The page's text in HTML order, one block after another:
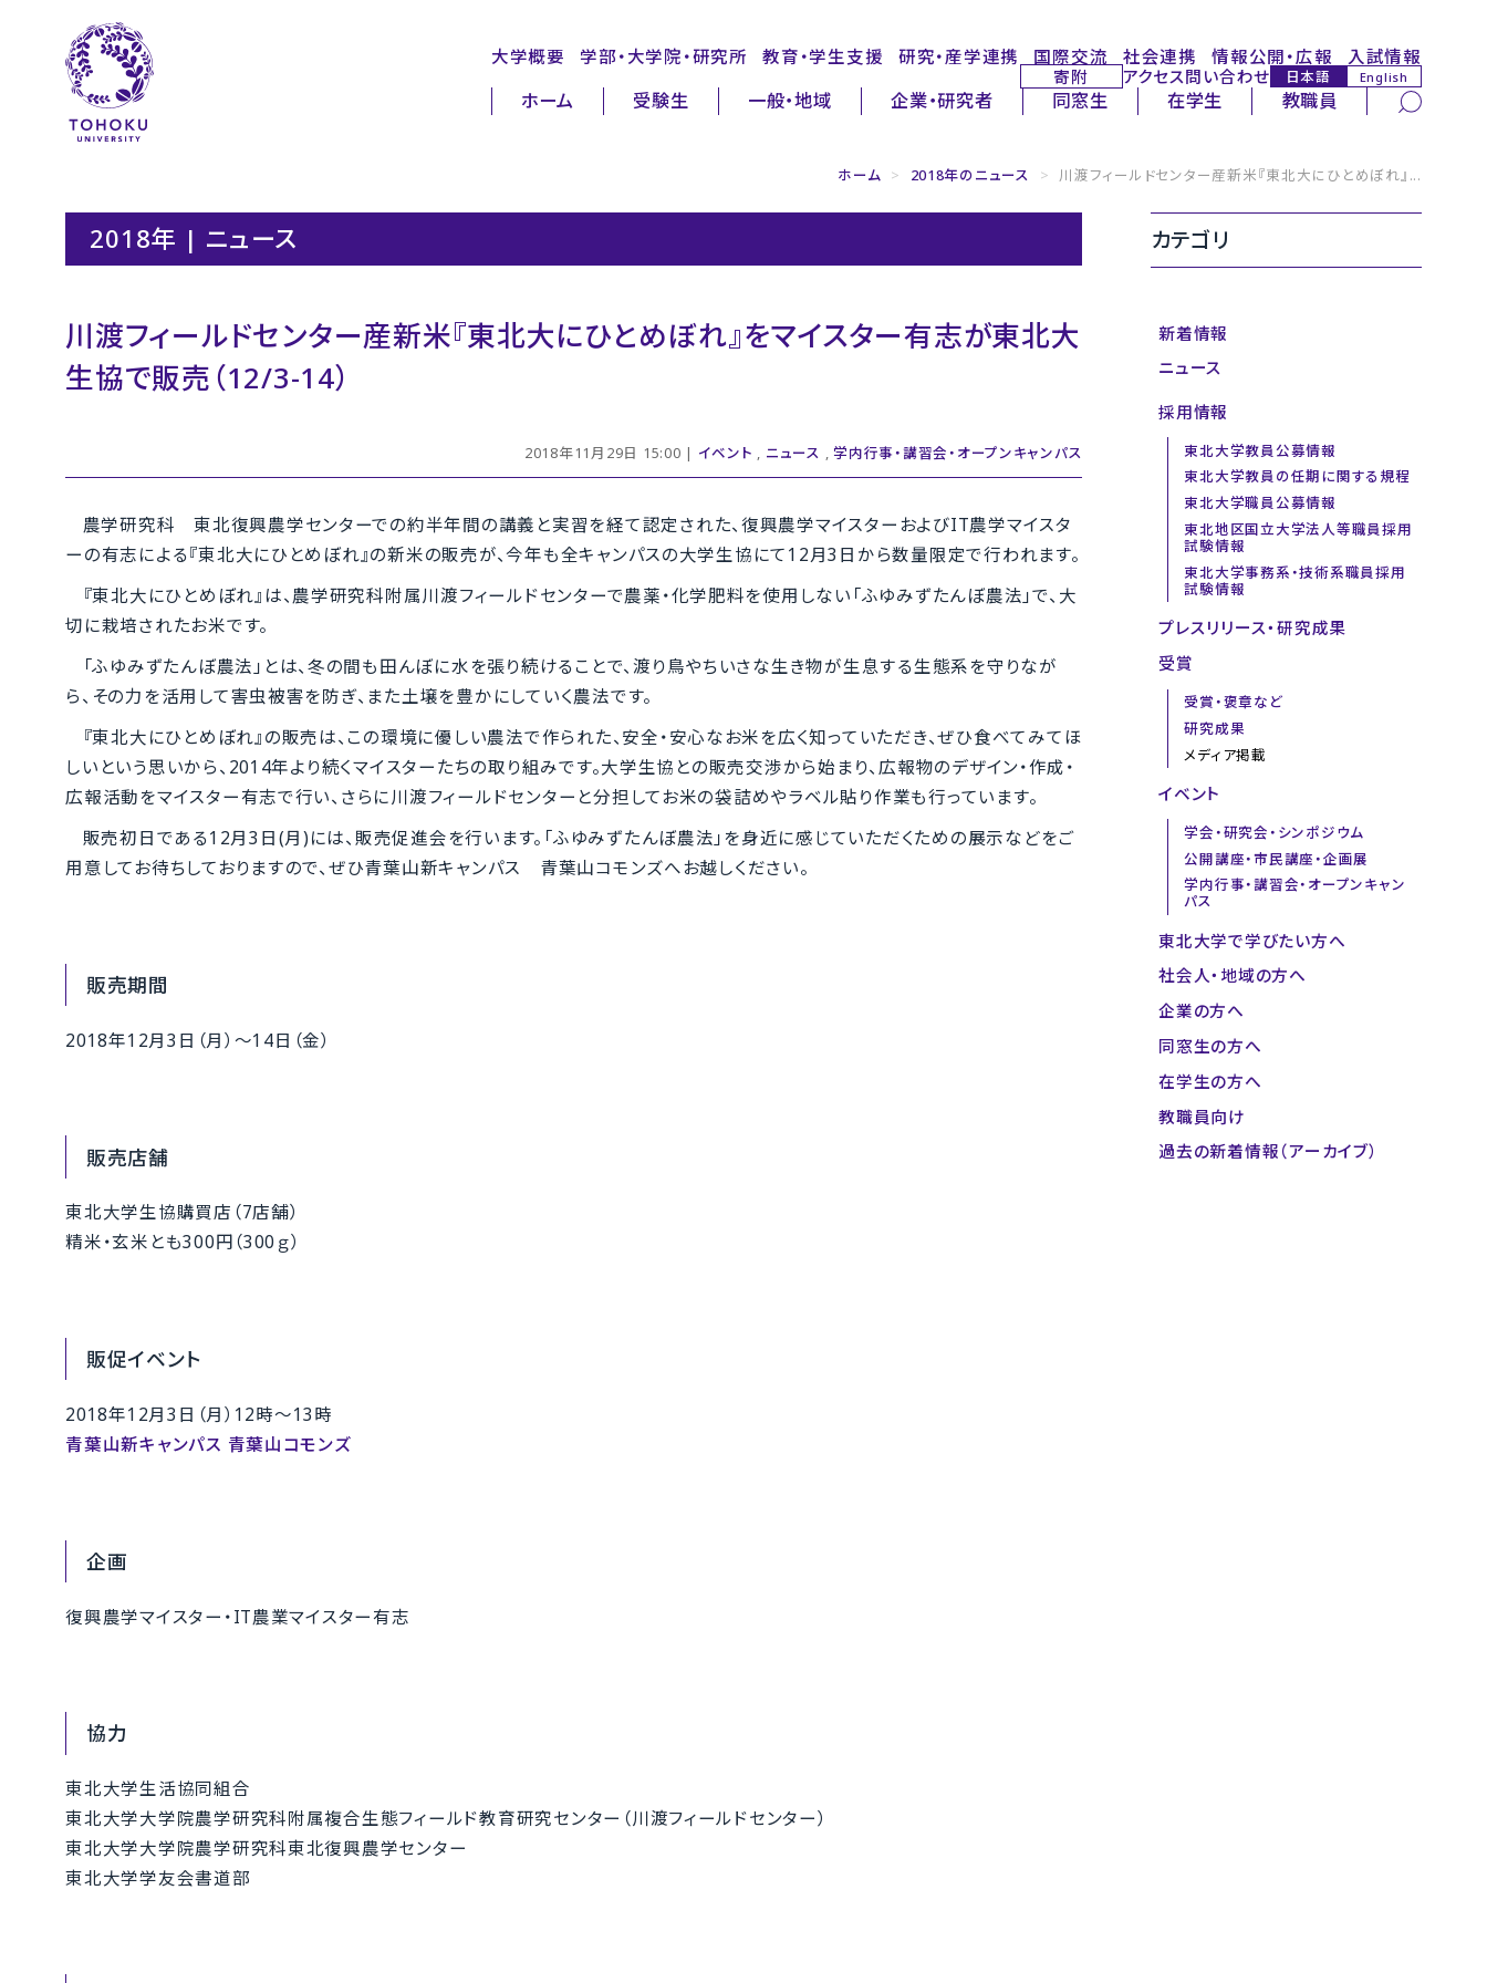
大学概要 学部・大学院・研究所 教育・学生支援 研究・産学連携 国際交流 社会連携 情報公開・広報 入試情報
寄附 アクセス問い合わせ 日本語 English
ホーム 受験生 一般・地域 企業・研究者 同窓生 在学生 教職員
ホーム > 2018年のニュース > 川渡フィールドセンター産新米『東北大にひとめぼれ』...
2018年 | ニュース
川渡フィールドセンター産新米『東北大にひとめぼれ』をマイスター有志が東北大
生協で販売（12/3-14）
2018年11月29日 15:00 | イベント , ニュース , 学内行事・講習会・オープンキャンパス
農学研究科 東北復興農学センターでの約半年間の講義と実習を経て認定された、復興農学マイスターおよびIT農学マイスタ
ーの有志による『東北大にひとめぼれ』の新米の販売が、今年も全キャンパスの大学生協にて12月3日から数量限定で行われます。
『東北大にひとめぼれ』は、農学研究科附属川渡フィールドセンターで農薬・化学肥料を使用しない「ふゆみずたんぼ農法」で、大
切に栽培されたお米です。
「ふゆみずたんぼ農法」とは、冬の間も田んぼに水を張り続けることで、渡り鳥やちいさな生き物が生息する生態系を守りなが
ら、その力を活用して害虫被害を防ぎ、また土壌を豊かにしていく農法です。
『東北大にひとめぼれ』の販売は、この環境に優しい農法で作られた、安全・安心なお米を広く知っていただき、ぜひ食べてみてほ
しいという思いから、2014年より続くマイスターたちの取り組みです。大学生協との販売交渉から始まり、広報物のデザイン・作成・
広報活動をマイスター有志で行い、さらに川渡フィールドセンターと分担してお米の袋詰めやラベル貼り作業も行っています。
販売初日である12月3日(月)には、販売促進会を行います。「ふゆみずたんぼ農法」を身近に感じていただくための展示などをご
用意してお待ちしておりますので、ぜひ青葉山新キャンパス 青葉山コモンズへお越しください。
販売期間
2018年12月3日（月）～14日（金）
販売店舗
東北大学生協購買店（7店舗）
精米・玄米とも300円（300ｇ）
販促イベント
2018年12月3日（月）12時～13時
青葉山新キャンパス 青葉山コモンズ
企画
復興農学マイスター・IT農業マイスター有志
協力
東北大学生活協同組合
東北大学大学院農学研究科附属複合生態フィールド教育研究センター（川渡フィールドセンター）
東北大学大学院農学研究科東北復興農学センター
東北大学学友会書道部
カテゴリ
新着情報
ニュース
採用情報
東北大学教員公募情報
東北大学教員の任期に関する規程
東北大学職員公募情報
東北地区国立大学法人等職員採用
試験情報
東北大学事務系・技術系職員採用
試験情報
プレスリリース・研究成果
受賞
受賞・褒章など
研究成果
メディア掲載
イベント
学会・研究会・シンポジウム
公開講座・市民講座・企画展
学内行事・講習会・オープンキャン
パス
東北大学で学びたい方へ
社会人・地域の方へ
企業の方へ
同窓生の方へ
在学生の方へ
教職員向け
過去の新着情報（アーカイブ）